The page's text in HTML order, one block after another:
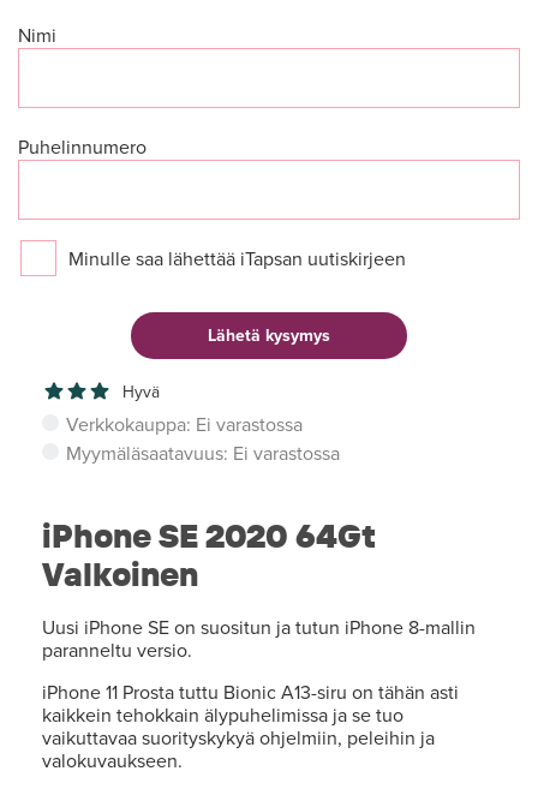
Nimi
Puhelinnumero
Minulle saa lähettää iTapsan uutiskirjeen
Hyvä
Verkkokauppa: Ei varastossa
Myymäläsaatavuus: Ei varastossa
iPhone SE 2020 64Gt
Valkoinen
Uusi iPhone SE on suositun ja tutun iPhone 8-mallin
paranneltu versio.
iPhone 11 Prosta tuttu Bionic A13-siru on tähän asti
kaikkein tehokkain älypuhelimissa ja se tuo
vaikuttavaa suorityskykyä ohjelmiin, peleihin ja
valokuvaukseen.